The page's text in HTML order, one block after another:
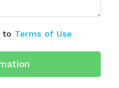
to Terms of Use